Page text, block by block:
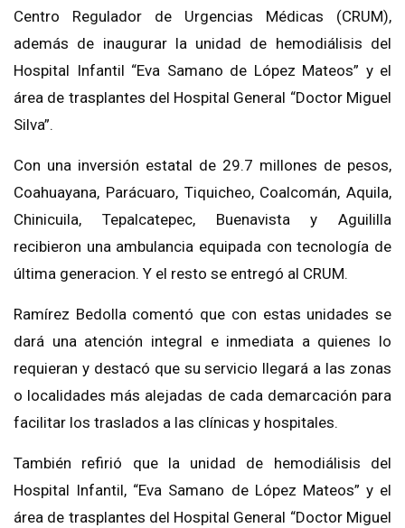
Centro Regulador de Urgencias Médicas (CRUM),
además de inaugurar la unidad de hemodiálisis del
Hospital Infantil “Eva Samano de López Mateos” y el
área de trasplantes del Hospital General “Doctor Miguel
Silva”.
Con una inversión estatal de 29.7 millones de pesos,
Coahuayana, Parácuaro, Tiquicheo, Coalcomán, Aquila,
Chinicuila, Tepalcatepec, Buenavista y Aguililla
recibieron una ambulancia equipada con tecnología de
última generacion. Y el resto se entregó al CRUM.
Ramírez Bedolla comentó que con estas unidades se
dará una atención integral e inmediata a quienes lo
requieran y destacó que su servicio llegará a las zonas
o localidades más alejadas de cada demarcación para
facilitar los traslados a las clínicas y hospitales.
También refirió que la unidad de hemodiálisis del
Hospital Infantil, “Eva Samano de López Mateos” y el
área de trasplantes del Hospital General “Doctor Miguel